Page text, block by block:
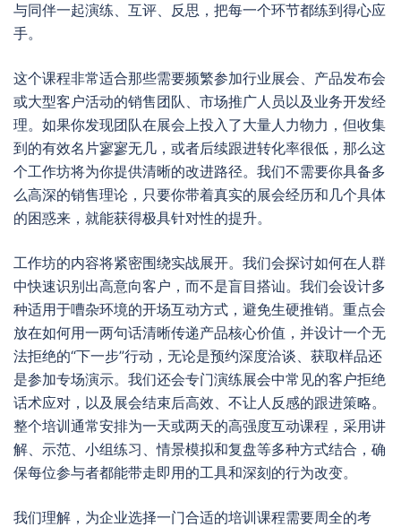
与同伴一起演练、互评、反思，把每一个环节都练到得心应
手。
这个课程非常适合那些需要频繁参加行业展会、产品发布会
或大型客户活动的销售团队、市场推广人员以及业务开发经
理。如果你发现团队在展会上投入了大量人力物力，但收集
到的有效名片寥寥无几，或者后续跟进转化率很低，那么这
个工作坊将为你提供清晰的改进路径。我们不需要你具备多
么高深的销售理论，只要你带着真实的展会经历和几个具体
的困惑来，就能获得极具针对性的提升。
工作坊的内容将紧密围绕实战展开。我们会探讨如何在人群
中快速识别出高意向客户，而不是盲目搭讪。我们会设计多
种适用于嘈杂环境的开场互动方式，避免生硬推销。重点会
放在如何用一两句话清晰传递产品核心价值，并设计一个无
法拒绝的“下一步”行动，无论是预约深度洽谈、获取样品还
是参加专场演示。我们还会专门演练展会中常见的客户拒绝
话术应对，以及展会结束后高效、不让人反感的跟进策略。
整个培训通常安排为一天或两天的高强度互动课程，采用讲
解、示范、小组练习、情景模拟和复盘等多种方式结合，确
保每位参与者都能带走即用的工具和深刻的行为改变。
我们理解，为企业选择一门合适的培训课程需要周全的考